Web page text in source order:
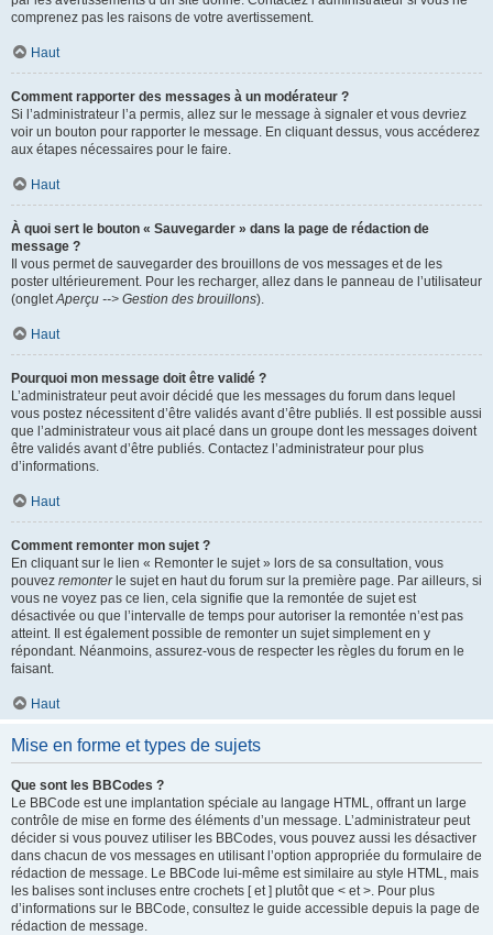
comprenez pas les raisons de votre avertissement.
Haut
Comment rapporter des messages à un modérateur ?
Si l’administrateur l’a permis, allez sur le message à signaler et vous devriez
voir un bouton pour rapporter le message. En cliquant dessus, vous accéderez
aux étapes nécessaires pour le faire.
Haut
À quoi sert le bouton « Sauvegarder » dans la page de rédaction de
message ?
Il vous permet de sauvegarder des brouillons de vos messages et de les
poster ultérieurement. Pour les recharger, allez dans le panneau de l’utilisateur
(ongletAperçu --> Gestion des brouillons).
Haut
Pourquoi mon message doit être validé ?
L’administrateur peut avoir décidé que les messages du forum dans lequel
vous postez nécessitent d’être validés avant d’être publiés. Il est possible aussi
que l’administrateur vous ait placé dans un groupe dont les messages doivent
être validés avant d’être publiés. Contactez l’administrateur pour plus
d’informations.
Haut
Comment remonter mon sujet ?
En cliquant sur le lien « Remonter le sujet » lors de sa consultation, vous
pouvez remonterle sujet en haut du forum sur la première page. Par ailleurs, si
vous ne voyez pas ce lien, cela signifie que la remontée de sujet est
désactivée ou que l’intervalle de temps pour autoriser la remontée n’est pas
atteint. Il est également possible de remonter un sujet simplement en y
répondant. Néanmoins, assurez-vous de respecter les règles du forum en le
faisant.
Haut
Mise en forme et types de sujets
Que sont les BBCodes ?
Le BBCode est une implantation spéciale au langage HTML, offrant un large
contrôle de mise en forme des éléments d’un message. L’administrateur peut
décider si vous pouvez utiliser les BBCodes, vous pouvez aussi les désactiver
dans chacun de vos messages en utilisant l’option appropriée du formulaire de
rédaction de message. Le BBCode lui-même est similaire au style HTML, mais
les balises sont incluses entre crochets [ et ] plutôt que < et >. Pour plus
d’informations sur le BBCode, consultez le guide accessible depuis la page de
rédaction de message.